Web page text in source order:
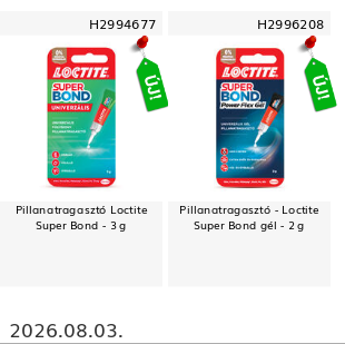
H2994677
Pillanatragasztó Loctite
Super Bond - 3 g
H2996208
Pillanatragasztó - Loctite
Super Bond gél - 2 g
2026.08.03.